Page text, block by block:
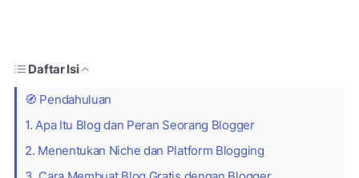
Daftar Isi
🧭 Pendahuluan
1. Apa Itu Blog dan Peran Seorang Blogger
2. Menentukan Niche dan Platform Blogging